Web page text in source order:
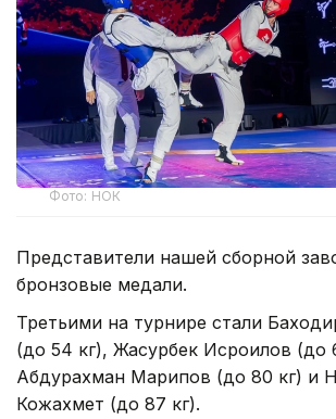
Фото: НОК
Представители нашей сборной
бронзовые медали.
Третьими на турнире стали
(до 54 кг), Жасурбек Исроилов (до
Абдурахман Марипов (до 80 кг) и
Кожахмет (до 87 кг).